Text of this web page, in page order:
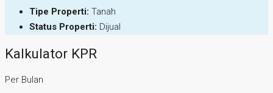
Tipe Properti: Tanah
Status Properti: Dijual
Kalkulator KPR
Per Bulan